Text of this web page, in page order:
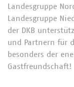
Landesgruppe
Landesgruppe
der DKB
und Partnern für
besonders der
Gastfreundschaft!